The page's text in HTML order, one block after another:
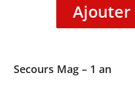
Secours Mag – 1 an